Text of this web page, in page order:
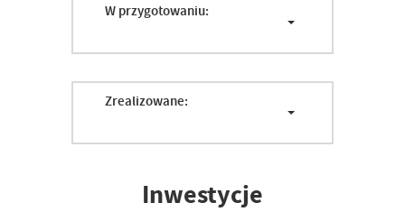
W przygotowaniu:
Zrealizowane:
Inwestycje